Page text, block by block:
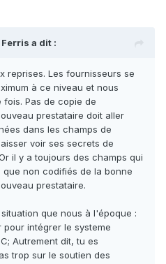
a dit :
reprises. Les fournisseurs se
à ce niveau et nous
Pas de copie de
prestataire doit aller
dans les champs de
voir ses secrets de
il y a toujours des champs qui
non codifiés de la bonne
prestataire.
que nous à l'époque :
intégrer le systeme
Autrement dit, tu es
trop sur le soutien des